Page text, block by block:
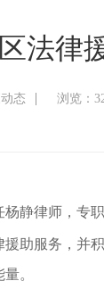
法律
态 浏览：
静律师，专
助服务，并
。